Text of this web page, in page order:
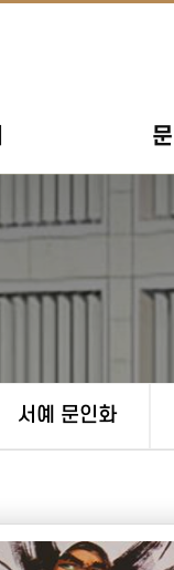
서예 문인화